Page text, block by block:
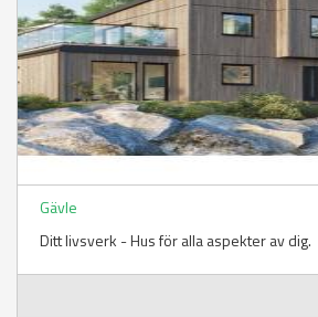
Gävle
Ditt livsverk - Hus för alla aspekter av dig.